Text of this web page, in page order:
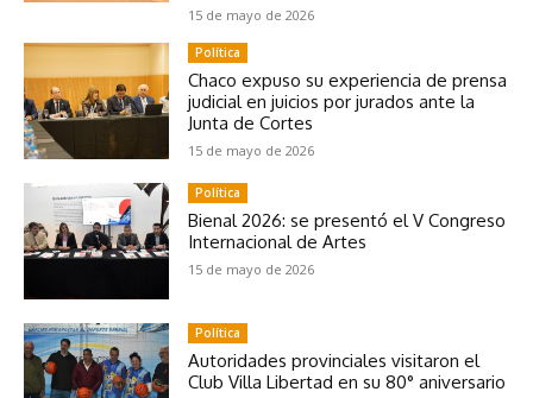
15 de mayo de 2026
Política
Chaco expuso su experiencia de prensa
judicial en juicios por jurados ante la
Junta de Cortes
15 de mayo de 2026
Política
Bienal 2026: se presentó el V Congreso
Internacional de Artes
15 de mayo de 2026
Política
Autoridades provinciales visitaron el
Club Villa Libertad en su 80° aniversario